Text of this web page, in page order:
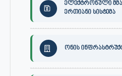
ელექტრონული
ერთიანი სისტემა
ონის